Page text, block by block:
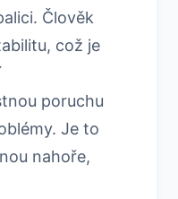
Člověk
což je
poruchu
Je to
nahoře,